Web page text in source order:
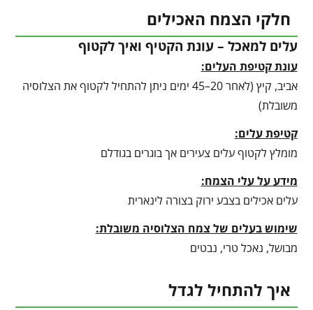
חלקי הצמח האכילים
עלים למאכל – עונת הקטיף ואיך לקטוף
עונת קטיפת העלים:
אביב, קיץ (לאחר 20–45 ימים ניתן להתחיל לקטוף את הצלוסיה
משובלת)
קטיפת עלים:
מומלץ לקטוף עלים צעירים אך בוגרים בגודלם
מידע על עלי הצמח:
עלים אכילים בצבע ירוק בצורה לינארית
שימוש בעלים של צמח הצלוסיה משובלת:
מבושל, נאכל טרי, נבטים
איך להתחיל לגדל